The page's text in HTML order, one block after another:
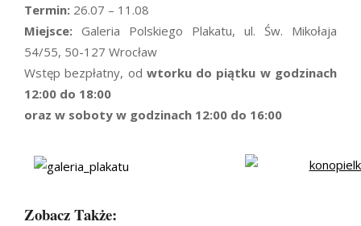
Termin: 26.07 – 11.08
Miejsce: Galeria Polskiego Plakatu, ul. Św. Mikołaja
54/55, 50-127 Wrocław
Wstęp bezpłatny, od wtorku do piątku w godzinach
12:00 do 18:00
oraz w soboty w godzinach 12:00 do 16:00
Zobacz Także: